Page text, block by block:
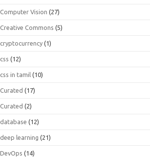
Computer Vision (27)
Creative Commons (5)
cryptocurrency (1)
css (12)
css in tamil (10)
Curated (17)
Curated (2)
database (12)
deep learning (21)
DevOps (14)